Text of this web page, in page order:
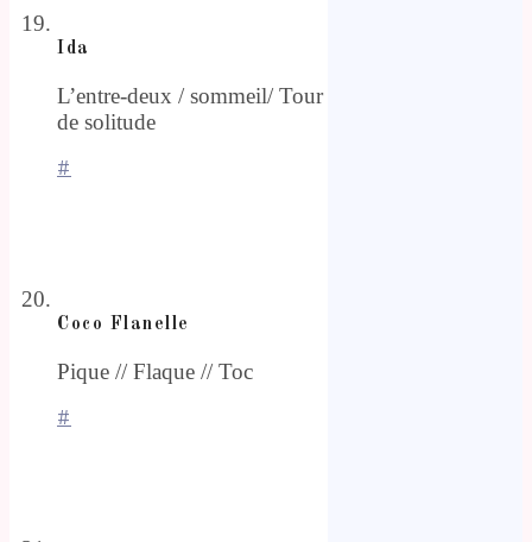
Ida
L’entre-deux / sommeil/ Tour
de solitude
#
Coco Flanelle
Pique // Flaque // Toc
#